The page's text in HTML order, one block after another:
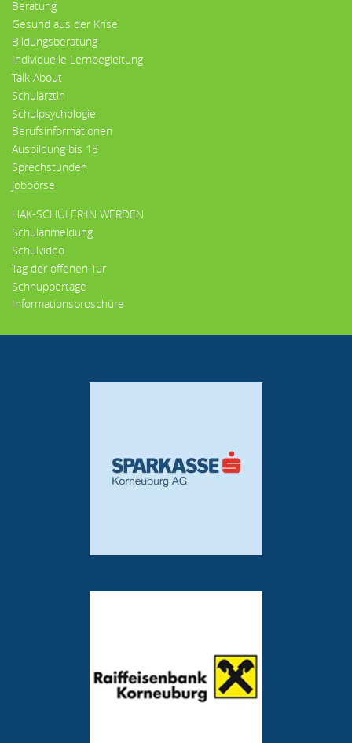
Beratung
Gesund aus der Krise
Bildungsberatung
Individuelle Lernbegleitung
Talk About
Schulärztin
Schulpsychologie
Berufsinformationen
Ausbildung bis 18
Sprechstunden
Jobbörse
HAK-SCHÜLER:IN WERDEN
Schulanmeldung
Schulvideo
Tag der offenen Tür
Schnuppertage
Informationsbroschüre